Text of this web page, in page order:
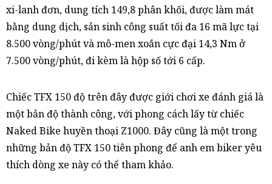
xi-lanh đơn, dung tích 149,8 phân khối, được làm mát
bằng dung dịch, sản sinh công suất tối đa 16 mã lực tại
8.500 vòng/phút và mô-men xoắn cực đại 14,3 Nm ở
7.500 vòng/phút, đi kèm là hộp số tới 6 cấp.
Chiếc TFX 150 độ trên đây được giới chơi xe đánh giá là
một bản độ thành công, với phong cách lấy từ chiếc
Naked Bike huyền thoại Z1000. Đây cũng là một trong
những bản độ TFX 150 tiên phong để anh em biker yêu
thích dòng xe này có thể tham khảo.